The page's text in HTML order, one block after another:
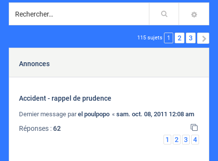
Rechercher
115 sujets 1 2 3
Annonces
Accident - rappel de prudence
Dernier message parel poulpopo « sam. oct. 08, 2011 12:08 am
Réponses :62
1
2 3 4